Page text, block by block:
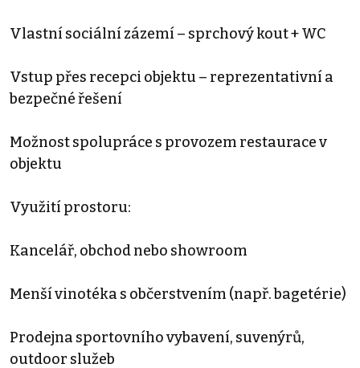
Vlastní sociální zázemí – sprchový kout + WC
Vstup přes recepci objektu – reprezentativní a
bezpečné řešení
Možnost spolupráce s provozem restaurace v
objektu
Využití prostoru:
Kancelář, obchod nebo showroom
Menší vinotéka s občerstvením (např. bagetérie)
Prodejna sportovního vybavení, suvenýrů,
outdoor služeb